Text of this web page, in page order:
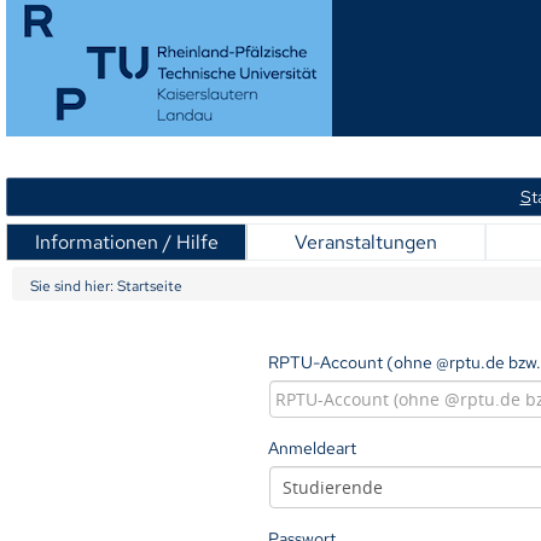
S
Informationen / Hilfe Veranstaltungen
Sie sind hier: Startseite
RPTU-Account (ohne @rptu.de
Anmeldeart